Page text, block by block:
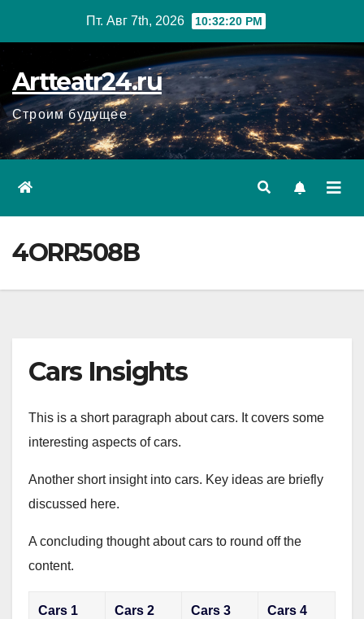
Пт. Авг 7th, 2026 10:32:21 PM
Artteatr24.ru
Строим будущее
4ORR508B
Cars Insights
This is a short paragraph about cars. It covers some
interesting aspects of cars.
Another short insight into cars. Key ideas are briefly
discussed here.
A concluding thought about cars to round off the
content.
Cars 1 Cars 2 Cars 3 Cars 4